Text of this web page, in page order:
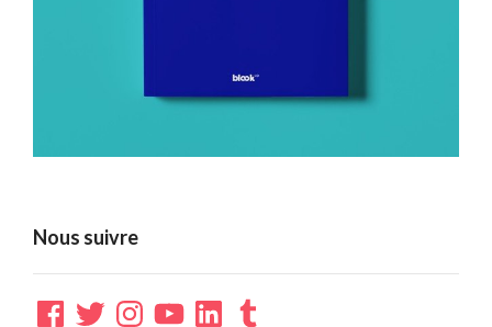
Nous suivre
Facebook
TwitterInstagramYouTubeLinkedInTumblr